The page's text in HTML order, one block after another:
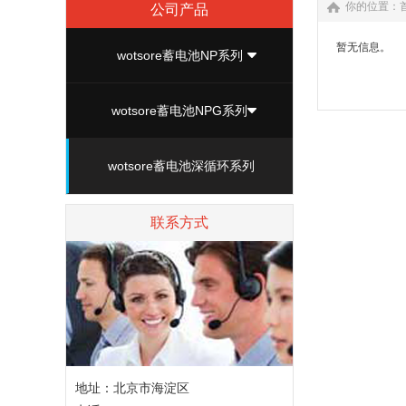
公司产品
wotsore蓄电池NP系列
wotsore蓄电池NPG系列
wotsore蓄电池深循环系列
联系方式
地址：北京市海淀区
你的位置：
暂无信息。